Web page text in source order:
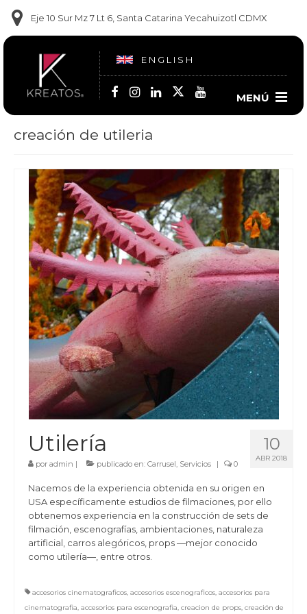
Eje 10 Sur Mz 7 Lt 6, Santa Catarina Yecahuizotl CDMX
ENGLISH
MENÚ
Contacto
(55) 5860-1682
(55) 6909-9102
creación de utileria
10
ABR 2018
Utilería
por admin | publicado en: Carrusel, Servicios | 0
Nacemos de la experiencia obtenida en su origen en
USA específicamente estudios de filmaciones, por ello
obtenemos experiencia en la construcción de sets de
filmación, escenografías, ambientaciones, naturaleza
artificial, carros alegóricos, props —mejor conocido
como utilería—, entre otros.
accesorios cinematograficos, accesorios escenograficos, accesorios para
cinematografia, accesorios para escenografia, creacion de props, creación de